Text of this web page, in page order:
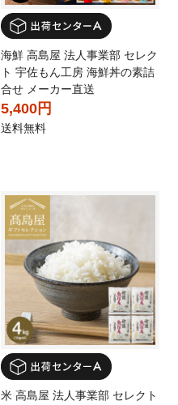
海鮮 高島屋 法人事業部 セレク
ト 宇佐もん工房 海鮮丼の素詰
合せ メーカー直送
5,400円
送料無料
米 高島屋 法人事業部 セレクト